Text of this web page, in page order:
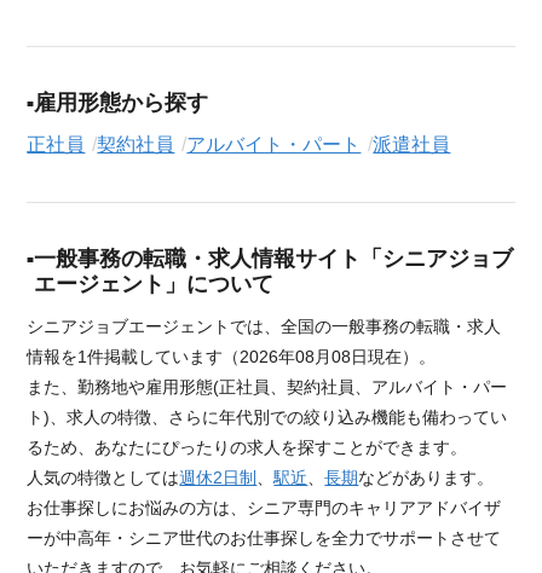
雇用形態から探す
正社員 契約社員 アルバイト・パート 派遣社員
一般事務の転職・求人情報サイト「シニアジョブ
エージェント」について
シニアジョブエージェントでは、全国の一般事務の転職・求人
情報を1件掲載しています（2026年08月08日現在）。
また、勤務地や雇用形態(正社員、契約社員、アルバイト・パー
ト)、求人の特徴、さらに年代別での絞り込み機能も備わってい
るため、あなたにぴったりの求人を探すことができます。
人気の特徴としては週休2日制 、駅近 、長期などがあります。
お仕事探しにお悩みの方は、シニア専門のキャリアアドバイザ
ーが中高年・シニア世代のお仕事探しを全力でサポートさせて
いただきますので、お気軽にご相談ください。